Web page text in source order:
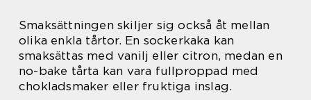
Smaksättningen skiljer sig också åt mellan
olika enkla tårtor. En sockerkaka kan
smaksättas med vanilj eller citron, medan en
no-bake tårta kan vara fullproppad med
chokladsmaker eller fruktiga inslag.